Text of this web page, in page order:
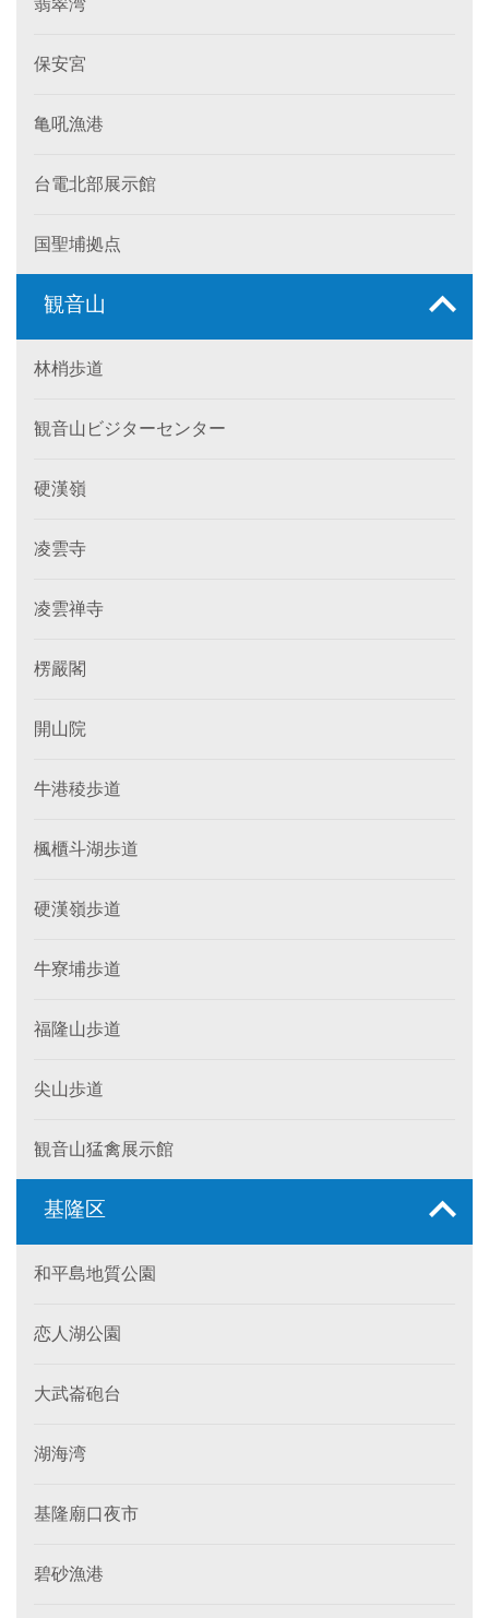
保安宮
亀吼漁港
台電北部展示館
国聖埔拠点
観音山
林梢歩道
観音山ビジターセンター
硬漢嶺
凌雲寺
凌雲禅寺
楞嚴閣
開山院
牛港稜歩道
楓櫃斗湖歩道
硬漢嶺歩道
牛寮埔歩道
福隆山歩道
尖山歩道
観音山猛禽展示館
基隆区
和平島地質公園
恋人湖公園
大武崙砲台
湖海湾
基隆廟口夜市
碧砂漁港